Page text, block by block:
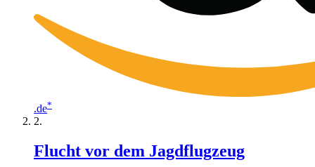
.de*
Flucht vor dem Jagdflugzeug